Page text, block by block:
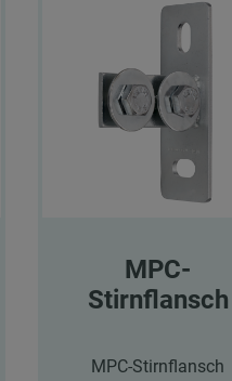
MPC-
Stirnflansch
MPC-Stirnflansch